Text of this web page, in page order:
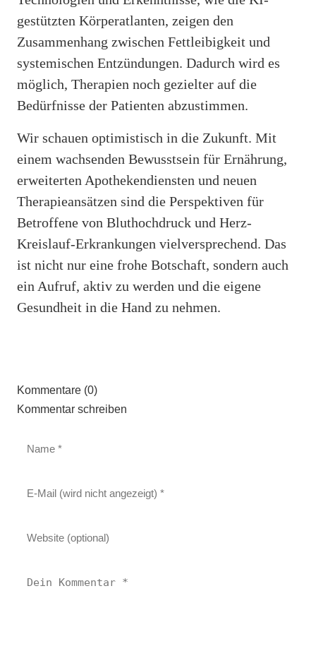
gestützten Körperatlanten, zeigen den
Zusammenhang zwischen Fettleibigkeit und
systemischen Entzündungen. Dadurch wird es
möglich, Therapien noch gezielter auf die
Bedürfnisse der Patienten abzustimmen.
Wir schauen optimistisch in die Zukunft. Mit
einem wachsenden Bewusstsein für Ernährung,
erweiterten Apothekendiensten und neuen
Therapieansätzen sind die Perspektiven für
Betroffene von Bluthochdruck und Herz-
Kreislauf-Erkrankungen vielversprechend. Das
ist nicht nur eine frohe Botschaft, sondern auch
ein Aufruf, aktiv zu werden und die eigene
Gesundheit in die Hand zu nehmen.
Kommentare (0)
Kommentar schreiben